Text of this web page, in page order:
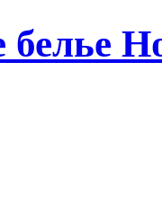
белье